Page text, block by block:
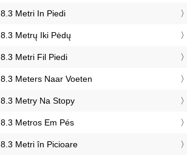
‎8.3 Metri In Piedi
‎8.3 Metrų Iki Pėdų
‎8.3 Metri Fil Piedi
‎8.3 Meters Naar Voeten
‎8.3 Metry Na Stopy
‎8.3 Metros Em Pés
‎8.3 Metri în Picioare